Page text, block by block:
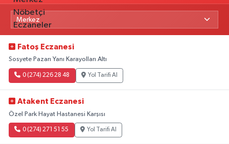
Fatoş Eczanesi
Sosyete Pazarı Yanı Karayolları Altı
0 (274) 226 28 48 Yol Tarifi Al
Atakent Eczanesi
Özel Park Hayat Hastanesi Karşısı
0 (274) 271 51 55 Yol Tarifi Al